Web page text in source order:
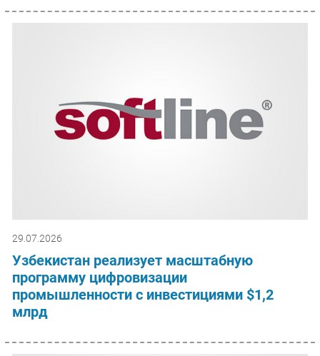
29.07.2026
Узбекистан реализует масштабную
программу цифровизации
промышленности с инвестициями $1,2
млрд